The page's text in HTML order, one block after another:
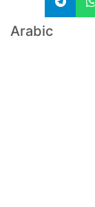
Arabic